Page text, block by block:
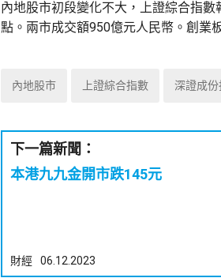
內地股市初段變化不大，上證綜合指
點。兩市成交額950億元人民幣。創業
內地股市 上證綜合指數 深證成
下一篇新聞：
本港九九金開市跌145元
財經 06.12.2023